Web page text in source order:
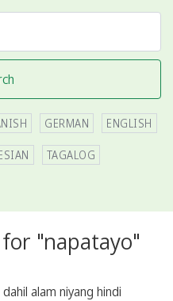
GERMAN ENGLISH
TAGALOG
"napatayo"
alam niyang hindi